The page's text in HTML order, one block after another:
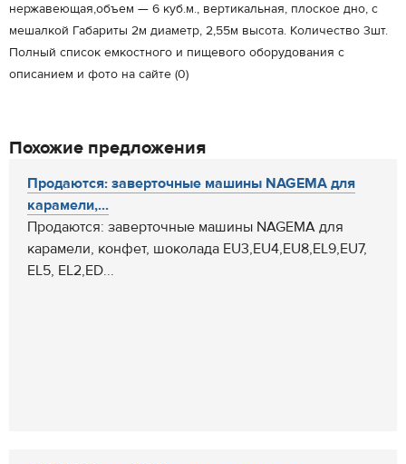
нержавеющая,объем — 6 куб.м., вертикальная, плоское дно, с
мешалкой Габариты 2м диаметр, 2,55м высота. Количество 3шт.
Полный список емкостного и пищевого оборудования с
описанием и фото на сайте (0)
Похожие предложения
Продаются: заверточные машины NAGEMA для
карамели,...
Продаются: заверточные машины NAGEMA для
карамели, конфет, шоколада EU3,EU4,EU8,EL9,EU7,
EL5, EL2,ED...